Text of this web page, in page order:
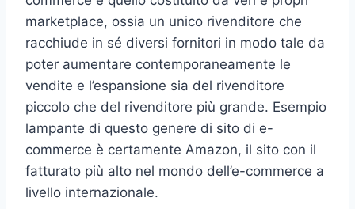
marketplace, ossia un unico rivenditore che
racchiude in sé diversi fornitori in modo tale da
poter aumentare contemporaneamente le
vendite e l’espansione sia del rivenditore
piccolo che del rivenditore più grande. Esempio
lampante di questo genere di sito di e-
commerce è certamente Amazon, il sito con il
fatturato più alto nel mondo dell’e-commerce a
livello internazionale.